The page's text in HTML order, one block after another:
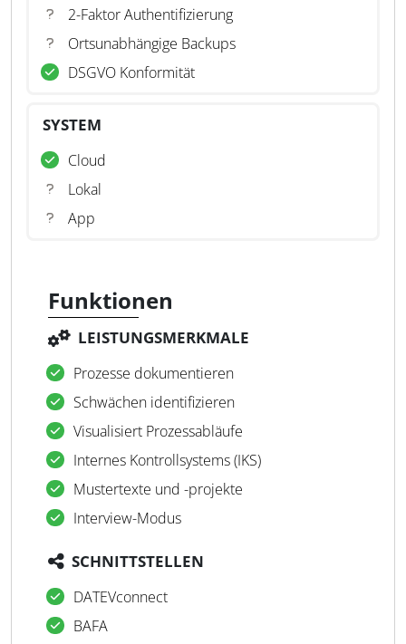
2-Faktor Authentifizierung
Ortsunabhängige Backups
DSGVO Konformität
SYSTEM
Cloud
Lokal
App
Funktionen
LEISTUNGSMERKMALE
Prozesse dokumentieren
Schwächen identifizieren
Visualisiert Prozessabläufe
Internes Kontrollsystems (IKS)
Mustertexte und -projekte
Interview-Modus
SCHNITTSTELLEN
DATEVconnect
BAFA